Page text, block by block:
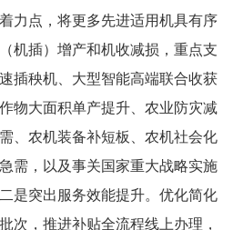
力点，将更多先进适用机具有序
机插）增产和机收减损，重点支
插秧机、大型智能高端联合收获
物大面积单产提升、农业防灾减
、农机装备补短板、农机社会化
需，以及事关国家重大战略实施
是突出服务效能提升。优化简化
次，推进补贴全流程线上办理，